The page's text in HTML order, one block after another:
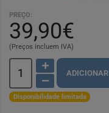
PREÇO:
39,90€
(Preços incluem IVA)
ADICIONAR
Disponibilidade limitada